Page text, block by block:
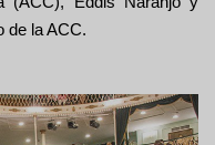
de la ACC.